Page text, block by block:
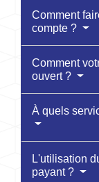
Comment
compte ?
Comment
ouvert ?
À quels
L'utilisation
payant ?